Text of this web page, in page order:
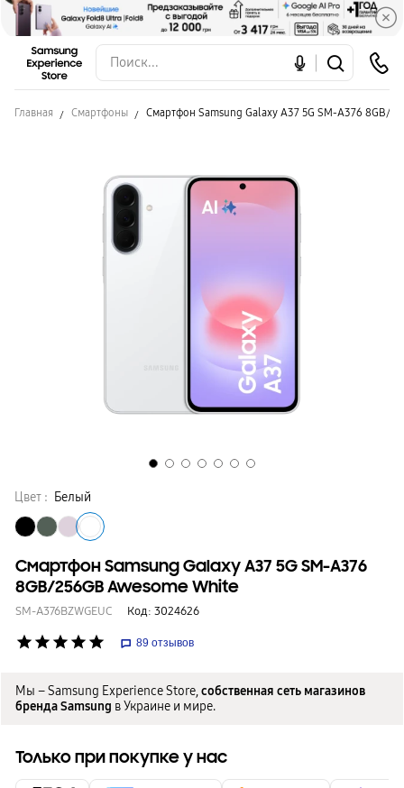
Главная Смартфоны Смартфон Samsung Galaxy A37 5G SM-A376 8GB/
Цвет : Белый
Смартфон Samsung Galaxy A37 5G SM-A376
8GB/256GB Awesome White
SM-A376BZWGEUC Код: 3024626
star star star star star 89 отзывов
Мы – Samsung Experience Store,собственная сеть магазинов
бренда Samsung в Украине и мире.
Только при покупке у нас